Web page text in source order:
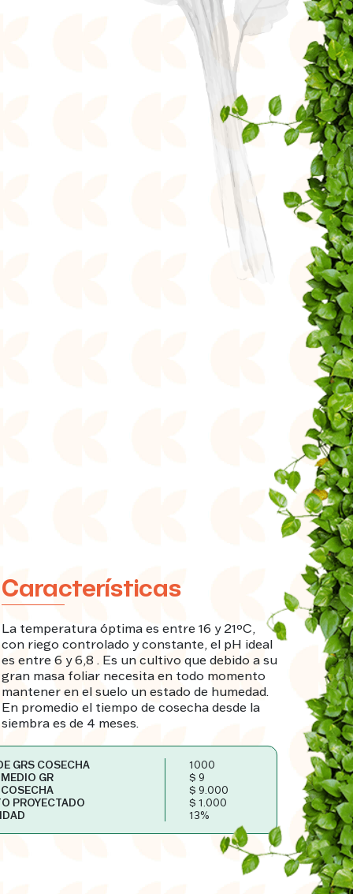
La temperatura óptima es entre 16 y 21ºC,
con riego controlado y constante, el pH ideal
es entre 6 y 6,8 . Es un cultivo que debido a su
gran masa foliar necesita en todo momento
mantener en el suelo un estado de humedad.
En promedio el tiempo de cosecha desde la
siembra es de 4 meses.
producto con proteína, fibra, alto
componente de agua, y minerales como el
GR
$ 9
$ 9.000
PROYECTADO
$ 1.000
13%